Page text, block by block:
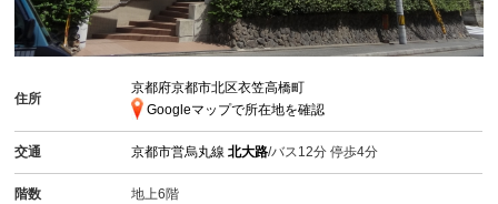
住所
京都府京都市北区衣笠高橋町
Googleマップで所在地を確認
交通 京都市営烏丸線北大路/バス12分 停歩4分
階数 地上6階